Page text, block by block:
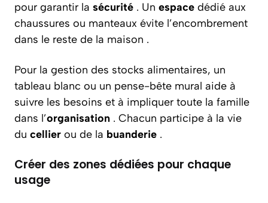
pour garantir la sécurité . Un espace dédié aux
chaussures ou manteaux évite l’encombrement
dans le reste de la maison .
Pour la gestion des stocks alimentaires, un
tableau blanc ou un pense-bête mural aide à
suivre les besoins et à impliquer toute la famille
dans l’organisation . Chacun participe à la vie
du cellier ou de la buanderie .
Créer des zones dédiées pour chaque
usage